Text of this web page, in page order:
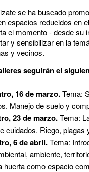
se ha buscado
espacios reducidos en
el momento - desde su
y sensibilizar en la
y vecinos.
seguirán el
16 de marzo.Tema:
Manejo de suelo y
23 de marzo.Tema:
cuidados. Riego, plagas
6 de abril.Tema:
ambiente,
huerta como espacio